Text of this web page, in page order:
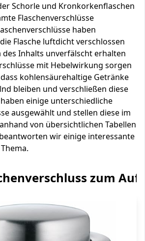
Schorle und Kronkorkenflaschen
Flaschenverschlüsse
haben
Flasche luftdicht verschlossen
des Inhalts unverfälscht erhalten
mit Hebelwirkung sorgen
kohlensäurehaltige Getränke
bleiben und verschließen diese
einige unterschiedliche
ausgewählt und stellen diese im
von übersichtlichen Tabellen
wir einige interessante
zum